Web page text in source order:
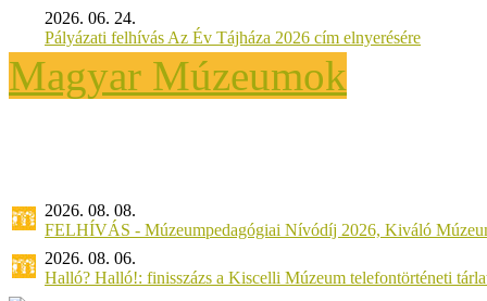
2026. 06. 24.
Pályázati felhívás Az Év Tájháza 2026 cím elnyerésére
Magyar Múzeumok
2026. 08. 08.
FELHÍVÁS - Múzeumpedagógiai Nívódíj 2026, Kiváló
2026. 08. 06.
Halló? Halló!: finisszázs a Kiscelli Múzeum telefontörténeti